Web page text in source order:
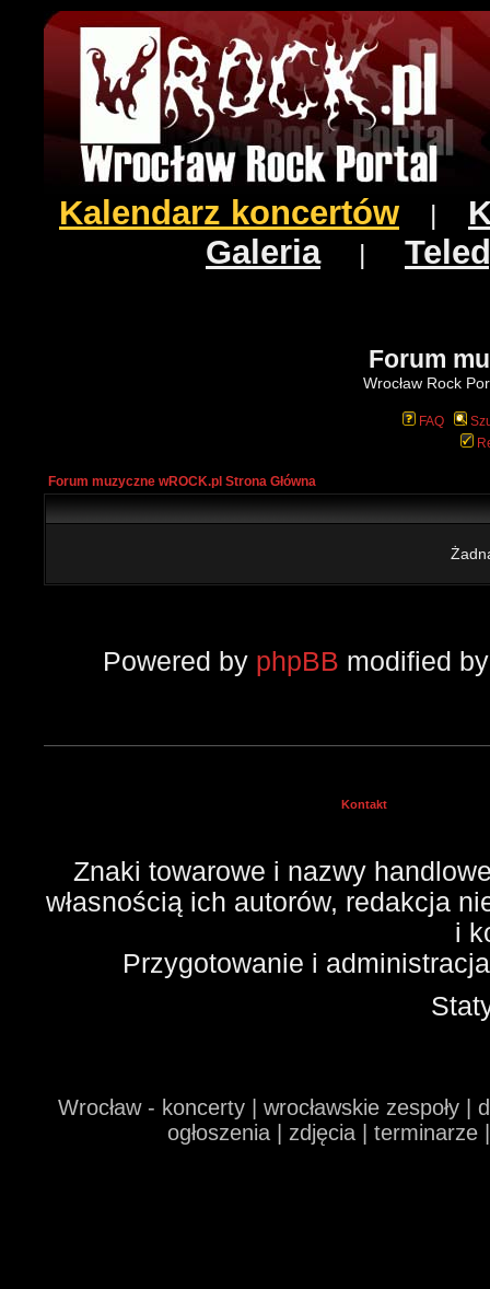
Kalendarz koncertów
Galeria|
Forum
Wrocław Rock
FAQ
Forum muzyczne wROCK.pl Strona Główna
Powered by phpBB modified
Kontakt
Znaki towarowe i nazwy
własnością ich autorów, redakcja
i
Przygotowanie i
Wrocław - koncerty | wrocławskie zespoły
ogłoszenia | zdjęcia |